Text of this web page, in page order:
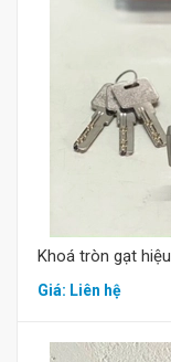
Khoá tròn gạt
Giá: Liên hệ